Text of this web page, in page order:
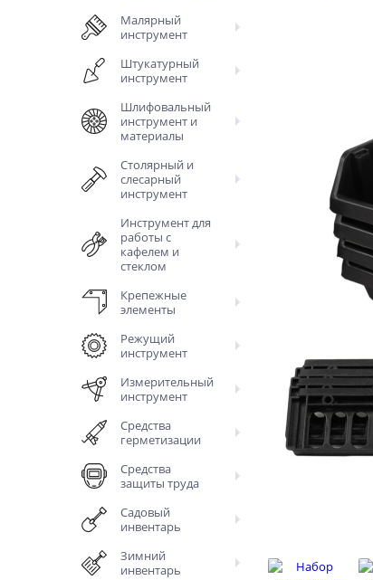
Малярный
инструмент
Штукатурный
инструмент
Шлифовальный
инструмент и
материалы
Столярный и
слесарный
инструмент
Инструмент для
работы с
кафелем и
стеклом
Крепежные
элементы
Режущий
инструмент
Измерительный
инструмент
Средства
герметизации
Средства
защиты труда
Садовый
инвентарь
Зимний
инвентарь